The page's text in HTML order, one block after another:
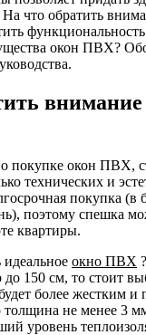
что обратить
окон ПВХ?
покупке окон ПВХ,
технических и
покупка (в
поэтому спешка
квартиры.
окно ПВХ
150 см, то стоит
более жестким
не менее 3
уровень